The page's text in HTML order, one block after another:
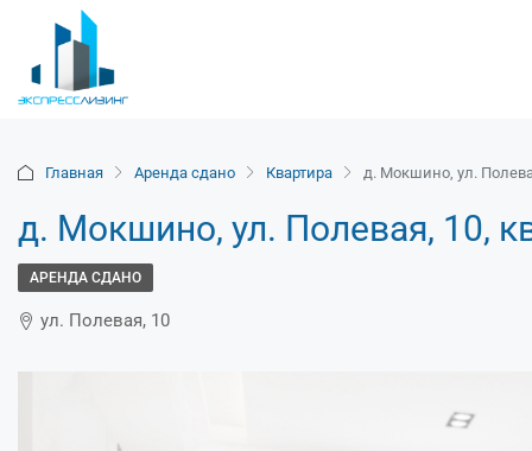
Главная Аренда сдано Квартира д. Мокшино, ул.
д. Мокшино, ул. Полевая, 10,
АРЕНДА СДАНО
ул. Полевая, 10